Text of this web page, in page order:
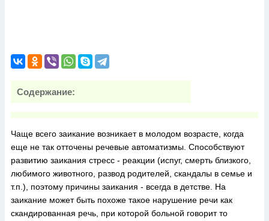
Содержание:
Чаще всего заикание возникает в молодом возрасте, когда
еще не так отточены речевые автоматизмы. Способствуют
развитию заикания стресс - реакции (испуг, смерть близкого,
любимого животного, развод родителей, скандалы в семье и
т.п.), поэтому причины заикания - всегда в детстве. На
заикание может быть похоже такое нарушение речи как
скандированная речь, при которой больной говорит то